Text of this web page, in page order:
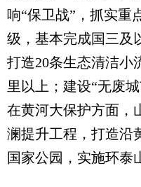
响“保卫战”，抓实重
级，基本完成国三及
打造20条生态清洁小
里以上；建设“无废
在黄河大保护方面，
澜提升工程，打造沿
国家公园，实施环泰